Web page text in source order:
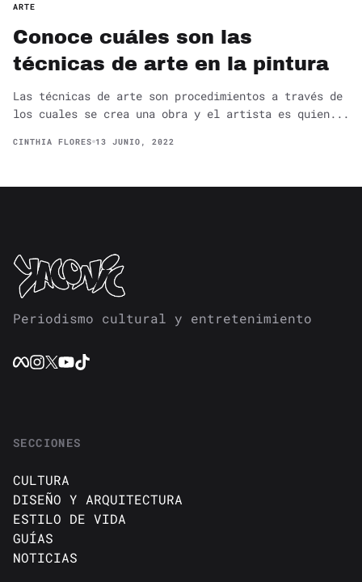
ARTE
Conoce cuáles son las
técnicas de arte en la pintura
Las técnicas de arte son procedimientos a través de
los cuales se crea una obra y el artista es quien...
CINTHIA FLORES 13 JUNIO, 2022
Periodismo cultural y entretenimiento
SECCIONES
CULTURA
DISEÑO Y ARQUITECTURA
ESTILO DE VIDA
GUÍAS
NOTICIAS